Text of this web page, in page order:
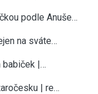
podle Anuše…
na sváte…
babiček |…
| re…